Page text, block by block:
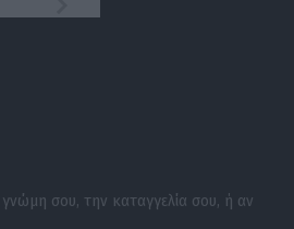
σου, την καταγγελία σου, ή αν